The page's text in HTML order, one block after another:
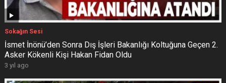
Sokağın Sesi
İsmet İnönü’den Sonra Dış İşleri Bakanlığı Koltuğuna Geçen 2.
Asker Kökenli Kişi Hakan Fidan Oldu
3 yıl ago